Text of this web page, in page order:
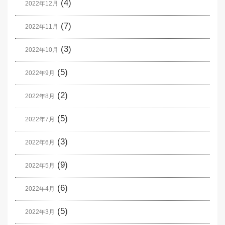
2022年12月 (4)
2022年11月 (7)
2022年10月 (3)
2022年9月 (5)
2022年8月 (2)
2022年7月 (5)
2022年6月 (3)
2022年5月 (9)
2022年4月 (6)
2022年3月 (5)